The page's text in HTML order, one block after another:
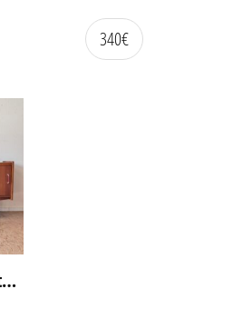
340€
Enfilade chêne vintage portes coulissantes